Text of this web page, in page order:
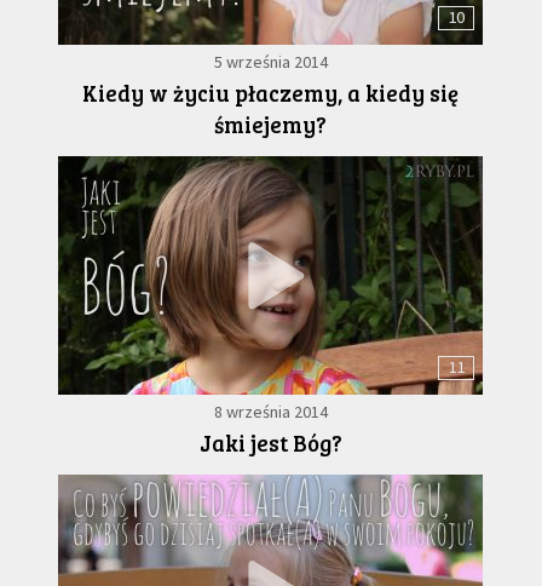
10
5 września 2014
Kiedy w życiu płaczemy, a kiedy się
śmiejemy?
11
8 września 2014
Jaki jest Bóg?